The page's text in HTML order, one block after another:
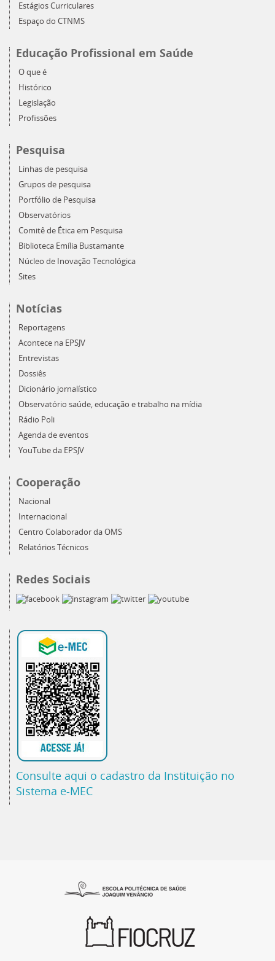
Estágios Curriculares
Espaço do CTNMS
Educação Profissional em Saúde
O que é
Histórico
Legislação
Profissões
Pesquisa
Linhas de pesquisa
Grupos de pesquisa
Portfólio de Pesquisa
Observatórios
Comitê de Ética em Pesquisa
Biblioteca Emília Bustamante
Núcleo de Inovação Tecnológica
Sites
Notícias
Reportagens
Acontece na EPSJV
Entrevistas
Dossiês
Dicionário jornalístico
Observatório saúde, educação e trabalho na mídia
Rádio Poli
Agenda de eventos
YouTube da EPSJV
Cooperação
Nacional
Internacional
Centro Colaborador da OMS
Relatórios Técnicos
Redes Sociais
Consulte aqui o cadastro da Instituição no
Sistema e-MEC